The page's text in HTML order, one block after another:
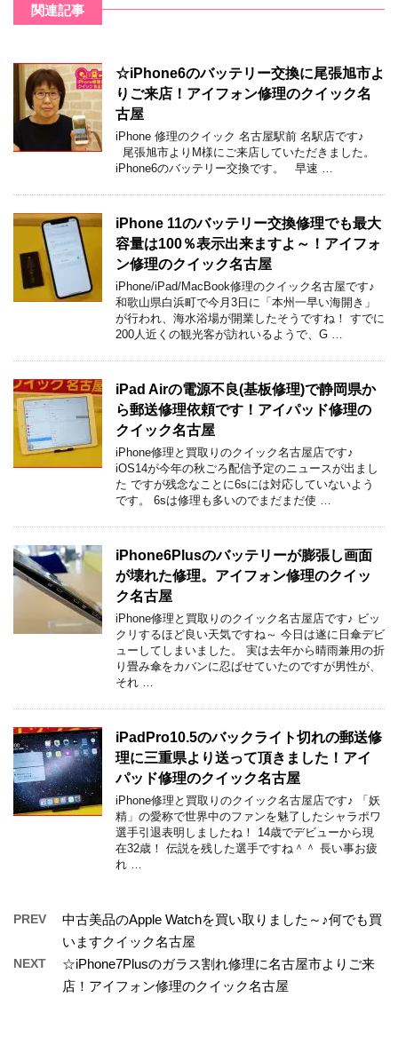
関連記事
☆iPhone6のバッテリー交換に尾張旭市よ
りご来店！アイフォン修理のクイック名
古屋
iPhone 修理のクイック 名古屋駅前 名駅店です♪
尾張旭市よりM様にご来店していただきました。
iPhone6のバッテリー交換です。 早速 …
iPhone 11のバッテリー交換修理でも最大
容量は100％表示出来ますよ～！アイフォ
ン修理のクイック名古屋
iPhone/iPad/MacBook修理のクイック名古屋です♪
和歌山県白浜町で今月3日に「本州一早い海開き」
が行われ、海水浴場が開業したそうですね！ すでに
200人近くの観光客が訪れいるようで、G …
iPad Airの電源不良(基板修理)で静岡県か
ら郵送修理依頼です！アイパッド修理の
クイック名古屋
iPhone修理と買取りのクイック名古屋店です♪
iOS14が今年の秋ごろ配信予定のニュースが出まし
た ですが残念なことに6sには対応していないよう
です。 6sは修理も多いのでまだまだ使 …
iPhone6Plusのバッテリーが膨張し画面
が壊れた修理。アイフォン修理のクイッ
ク名古屋
iPhone修理と買取りのクイック名古屋店です♪ ビッ
クリするほど良い天気ですね～ 今日は遂に日傘デビ
ューしてしまいました。 実は去年から晴雨兼用の折
り畳み傘をカバンに忍ばせていたのですが男性が、
それ …
iPadPro10.5のバックライト切れの郵送修
理に三重県より送って頂きました！アイ
パッド修理のクイック名古屋
iPhone修理と買取りのクイック名古屋店です♪ 「妖
精」の愛称で世界中のファンを魅了したシャラポワ
選手引退表明しましたね！ 14歳でデビューから現
在32歳！ 伝説を残した選手ですね＾＾ 長い事お疲
れ …
PREV
中古美品のApple Watchを買い取りました～♪何でも買
いますクイック名古屋
NEXT
☆iPhone7Plusのガラス割れ修理に名古屋市よりご来
店！アイフォン修理のクイック名古屋